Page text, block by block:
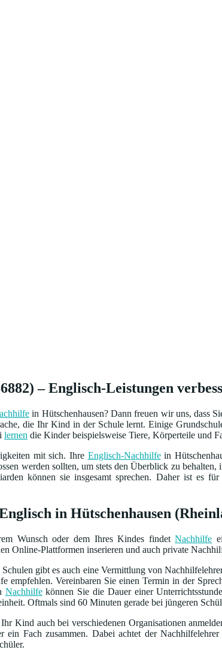
– Englisch-Leistungen
in Hütschenhausen? Dann freuen wir uns, dass
die Ihr Kind in der Schule lernt. Einige
lernen die Kinder beispielsweise Tiere, Körperteile und
mit sich. Ihre Englisch-Nachhilfein
werden sollten, um stets den Überblick zu
können sie insgesamt sprechen. Daher ist es
in Hütschenhausen
Wunsch oder dem Ihres Kindes findetNachhilfe
Online-Plattformen inserieren und auch private
gibt es auch eine Vermittlung von
empfehlen. Vereinbaren Sie einen Termin in der
Nachhilfekönnen Sie die Dauer einer
Oftmals sind 60 Minuten gerade bei jüngeren
Kind auch bei verschiedenen Organisationen
ein Fach zusammen. Dabei achtet der